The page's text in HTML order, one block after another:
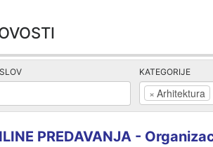
KATEGORIJE
× Arhitektura
PREDAVANJA -